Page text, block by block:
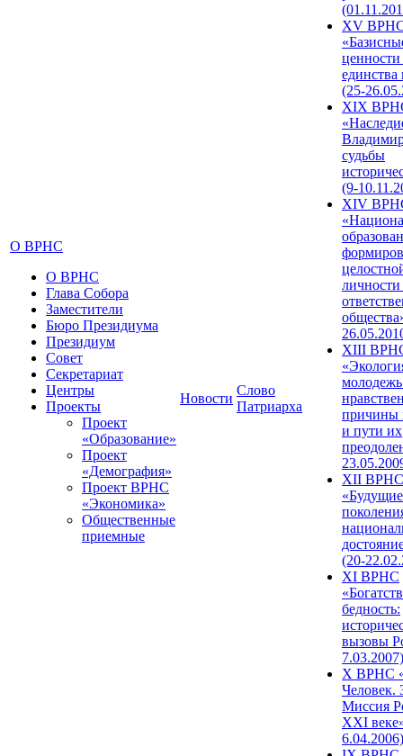
О ВРНС
О ВРНС
Глава Собора
Заместители
Бюро Президиума
Президиум
Совет
Секретариат
Центры
Проекты
Проект
«Образование»
Проект
«Демография»
Проект ВРНС
«Экономика»
Общественные
приемные
Новости
Слово
Патриарха
XV
единства
(25-
XIX
судьбы
(9-
XIV
XIII
причины
и пути их
XII ВРНС
«Будущие
(20-
XI ВРНС
бедность:
вызовы
7.03.2007)
X ВРНС
Человек.
Миссия
XXI
6.04.2006)